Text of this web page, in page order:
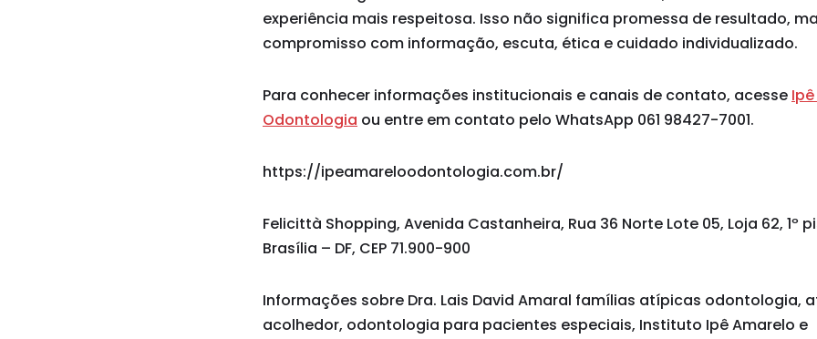
experiência mais respeitosa. Isso não significa promessa de resultado,
compromisso com informação, escuta, ética e cuidado individualizado.
Para conhecer informações institucionais e canais de contato, acesse
Odontologia ou entre em contato pelo WhatsApp 061 98427-7001.
https://ipeamareloodontologia.com.br/
Felicittà Shopping, Avenida Castanheira, Rua 36 Norte Lote 05, Loja 62, 1º
Brasília – DF, CEP 71.900-900
Informações sobre Dra. Lais David Amaral famílias atípicas odontologia,
acolhedor, odontologia para pacientes especiais, Instituto Ipê Amarelo e